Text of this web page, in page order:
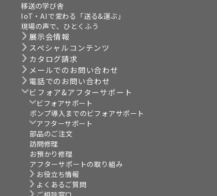
移送の学び舎
IoT・AIで変わる「送る&運ぶ」
現場の声で、ひとくふう
展示会情報
スペシャルコンテンツ
カタログ請求
メールでのお問い合わせ
電話でのお問い合わせ
ビフォア&アフターサポート
ビフォアサポート
ポンプ導入までのビフォアサポート
アフターサポート
部品のご注文
訪問修理
お預かり修理
アフターサポートの取り組み
お役立ち情報
よくあるご質問